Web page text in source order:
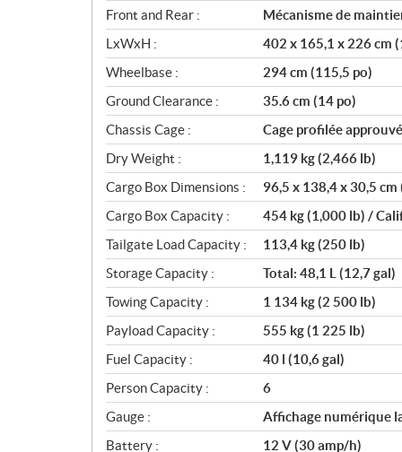
Front and Rear :
Mécanisme de
LxWxH :
402 x 165,1 x 226 cm
Wheelbase :
294 cm (115,5 po)
Ground Clearance :
35.6 cm (14 po)
Chassis Cage :
Cage profilée
Dry Weight :
1,119 kg (2,466 lb)
Cargo Box Dimensions :
96,5 x 138,4 x 30,5
Cargo Box Capacity :
454 kg (1,000 lb) /
Tailgate Load Capacity :
113,4 kg (250 lb)
Storage Capacity :
Total: 48,1 L (12,7 gal)
Towing Capacity :
1 134 kg (2 500 lb)
Payload Capacity :
555 kg (1 225 lb)
Fuel Capacity :
40 l (10,6 gal)
Person Capacity :
6
Gauge :
Affichage numérique
Battery :
12 V (30 amp/h)